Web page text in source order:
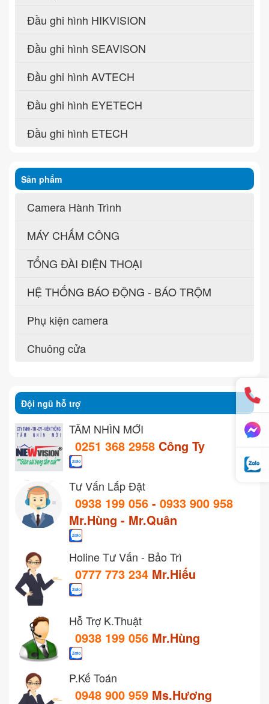
Đầu ghi hình HIKVISION
Đầu ghi hình SEAVISON
Đầu ghi hình AVTECH
Đầu ghi hình EYETECH
Đầu ghi hình ETECH
Sản phẩm
Camera Hành Trình
MÁY CHẤM CÔNG
TỔNG ĐÀI ĐIỆN THOẠI
HỆ THỐNG BÁO ĐỘNG - BÁO TRỘM
Phụ kiện camera
Chuông cửa
Đội ngũ hỗ trợ
TẦM NHÌN MỚI
0251 368 2958 Công Ty
Tư Vấn Lắp Đặt
0938 199 056 - 0933 900 958
Mr.Hùng - Mr.Quân
Holine Tư Vấn - Bảo Trì
0777 773 234 Mr.Hiếu
Hỗ Trợ K.Thuật
0938 199 056 Mr.Hùng
P.Kế Toán
0948 900 959 Ms.Hương